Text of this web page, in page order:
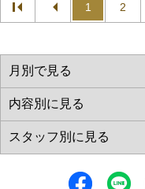
1 2